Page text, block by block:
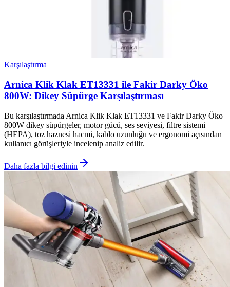
Karşılaştırma
Arnica Klik Klak ET13331 ile Fakir Darky Öko
800W: Dikey Süpürge Karşılaştırması
Bu karşılaştırmada Arnica Klik Klak ET13331 ve Fakir Darky Öko
800W dikey süpürgeler, motor gücü, ses seviyesi, filtre sistemi
(HEPA), toz haznesi hacmi, kablo uzunluğu ve ergonomi açısından
kullanıcı görüşleriyle incelenip analiz edilir.
Daha fazla bilgi edinin